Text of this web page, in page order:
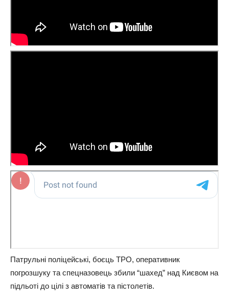
Патрульні поліцейські, боєць ТРО, оперативник
погрозшуку та спецназовець збили “шахед” над Києвом на
підльоті до цілі з автоматів та пістолетів.